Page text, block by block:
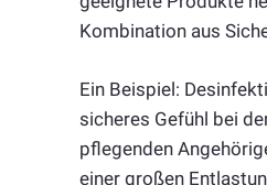
Kombination aus
Ein Beispiel:
sicheres Gefühl bei
pflegenden
einer großen